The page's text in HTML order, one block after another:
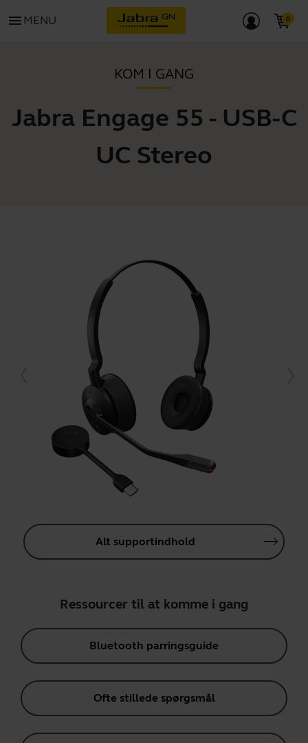
menu MENU
KOM I GANG
Jabra Engage 55 - USB-C
UC Stereo
Alt supportindhold
Ressourcer til at komme i gang
Bluetooth parringsguide
Ofte stillede spørgsmål